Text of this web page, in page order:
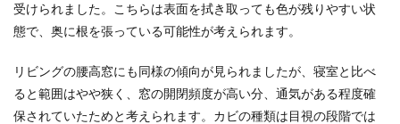
受けられました。こちらは表面を拭き取っても色が残りやすい状
態で、奥に根を張っている可能性が考えられます。
リビングの腰高窓にも同様の傾向が見られましたが、寝室と比べ
ると範囲はやや狭く、窓の開閉頻度が高い分、通気がある程度確
保されていたためと考えられます。カビの種類は目視の段階では